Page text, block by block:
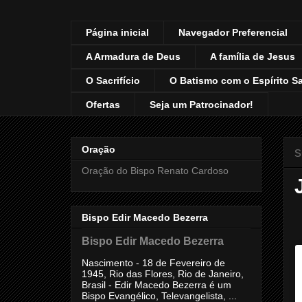
Página inicial Navegador Preferencial
A Armadura de Deus A família de Jesus
O Sacrifício O Batismo com o Espírito
Ofertas Seja um Patrocinador!
Oração
Oração do Bispo Renato Cardoso
Bispo Edir Macedo Bezerra
Bispo Edir Macedo Bezerra
Nascimento - 18 de Fevereiro de
1945, Rio das Flores, Rio de Janeiro,
Brasil - Edir Macedo Bezerra é um
Bispo Evangélico, Televangelista, ...